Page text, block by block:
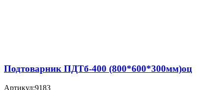
Подтоварник ПДТб-400 (800*600*300мм)оц
Артикул:9183